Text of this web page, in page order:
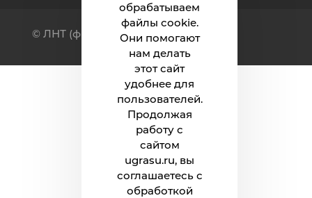
обрабатываем
файлы cookie.
Они помогают
нам делать
этот сайт
удобнее для
пользователей.
Продолжая
работу с
сайтом
ugrasu.ru, вы
соглашаетесь с
обработкой
© ЛНТ (филиал) ФГБОУ ВО «ЮГУ»